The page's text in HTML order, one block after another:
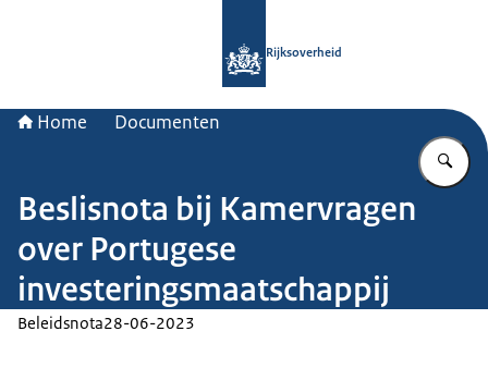
Rijksoverheid
Home Documenten
Beslisnota bij Kamervragen
over Portugese
investeringsmaatschappij
Beleidsnota28-06-2023